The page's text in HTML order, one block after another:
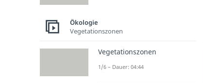
Ökologie
Vegetationszonen
Vegetationszonen
1/6 – Dauer: 04:44